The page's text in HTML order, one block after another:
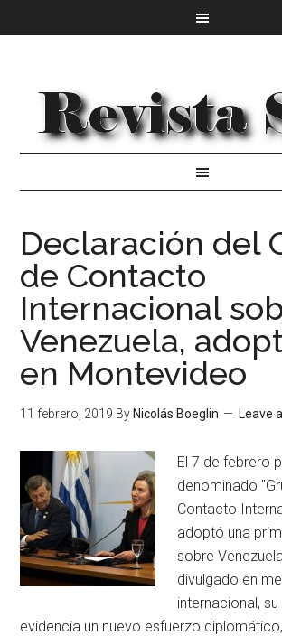
Declaración del
de Contacto
Internacional
Venezuela,
en Montevideo
11 febrero, 2019 By Nicolás Boeglin Leave
El 7 de febrero
denominado
Contacto
adoptó una
sobre
divulgado en
internacional,
evidencia un nuevo esfuerzo